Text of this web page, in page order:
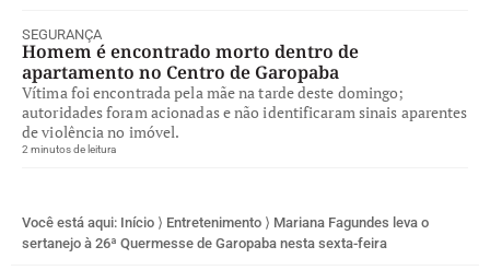
SEGURANÇA
Homem é encontrado morto dentro de
apartamento no Centro de Garopaba
Vítima foi encontrada pela mãe na tarde deste domingo;
autoridades foram acionadas e não identificaram sinais aparentes
de violência no imóvel.
2 minutos de leitura
Você está aqui: Início ⟩ Entretenimento ⟩ Mariana Fagundes leva o
sertanejo à 26ª Quermesse de Garopaba nesta sexta-feira